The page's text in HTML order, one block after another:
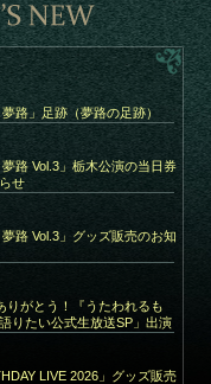
夢路」足跡（夢路の足跡）
夢路 Vol.3」栃木公演の当日券
せ
夢路 Vol.3」グッズ販売のお知
りがとう！『うたわれるも
りたい公式生放送SP」出演
LIVE 2026」グッズ販売